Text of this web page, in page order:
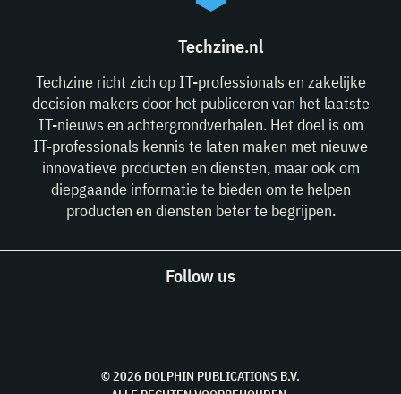
Techzine.nl
Techzine richt zich op IT-professionals en zakelijke
decision makers door het publiceren van het laatste
IT-nieuws en achtergrondverhalen. Het doel is om
IT-professionals kennis te laten maken met nieuwe
innovatieve producten en diensten, maar ook om
diepgaande informatie te bieden om te helpen
producten en diensten beter te begrijpen.
Follow us
© 2026 DOLPHIN PUBLICATIONS B.V.